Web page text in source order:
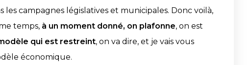
campagnes législatives et municipales. Donc voilà,
temps, à un moment donné, on plafonne, on est
qui est restreint, on va dire, et je vais vous
économique.